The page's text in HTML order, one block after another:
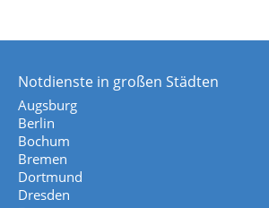
Notdienste in großen Städten
Augsburg
Berlin
Bochum
Bremen
Dortmund
Dresden